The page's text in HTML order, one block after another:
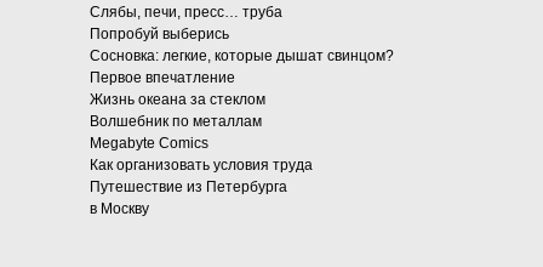
Слябы, печи, пресс… труба
Попробуй выберись
Сосновка: легкие, которые дышат свинцом?
Первое впечатление
Жизнь океана за стеклом
Волшебник по металлам
Megabyte Comics
Как организовать условия труда
Путешествие из Петербурга
в Москву